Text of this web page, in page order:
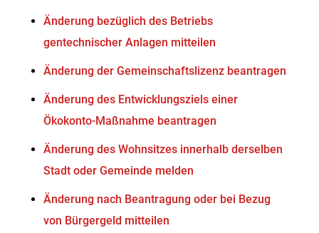
Änderung bezüglich des Betriebs
gentechnischer Anlagen mitteilen
Änderung der Gemeinschaftslizenz beantragen
Änderung des Entwicklungsziels einer
Ökokonto-Maßnahme beantragen
Änderung des Wohnsitzes innerhalb derselben
Stadt oder Gemeinde melden
Änderung nach Beantragung oder bei Bezug
von Bürgergeld mitteilen